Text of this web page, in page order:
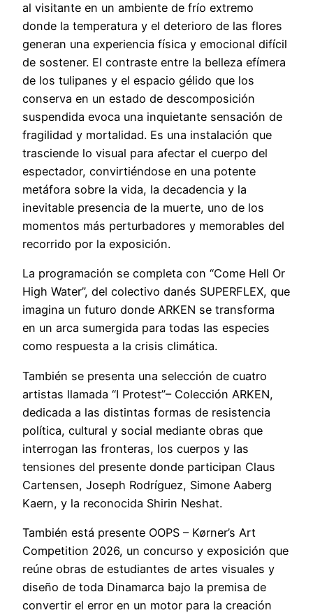
al visitante en un ambiente de frío extremo
donde la temperatura y el deterioro de las flores
generan una experiencia física y emocional difícil
de sostener. El contraste entre la belleza efímera
de los tulipanes y el espacio gélido que los
conserva en un estado de descomposición
suspendida evoca una inquietante sensación de
fragilidad y mortalidad. Es una instalación que
trasciende lo visual para afectar el cuerpo del
espectador, convirtiéndose en una potente
metáfora sobre la vida, la decadencia y la
inevitable presencia de la muerte, uno de los
momentos más perturbadores y memorables del
recorrido por la exposición.
La programación se completa con “Come Hell Or
High Water”, del colectivo danés SUPERFLEX, que
imagina un futuro donde ARKEN se transforma
en un arca sumergida para todas las especies
como respuesta a la crisis climática.
También se presenta una selección de cuatro
artistas llamada “I Protest”– Colección ARKEN,
dedicada a las distintas formas de resistencia
política, cultural y social mediante obras que
interrogan las fronteras, los cuerpos y las
tensiones del presente donde participan Claus
Cartensen, Joseph Rodríguez, Simone Aaberg
Kaern, y la reconocida Shirin Neshat.
También está presente OOPS – Kørner’s Art
Competition 2026, un concurso y exposición que
reúne obras de estudiantes de artes visuales y
diseño de toda Dinamarca bajo la premisa de
convertir el error en un motor para la creación